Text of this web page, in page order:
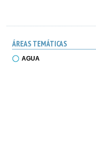
ÁREAS TEMÁTICAS
AGUA